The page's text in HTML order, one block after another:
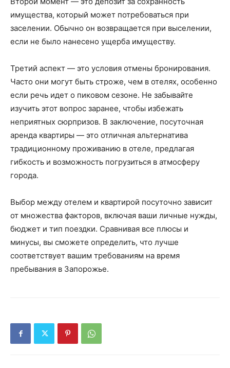
имущества, который может потребоваться при
заселении. Обычно он возвращается при выселении,
если не было нанесено ущерба имуществу.
Третий аспект — это условия отмены бронирования.
Часто они могут быть строже, чем в отелях, особенно
если речь идет о пиковом сезоне. Не забывайте
изучить этот вопрос заранее, чтобы избежать
неприятных сюрпризов. В заключение, посуточная
аренда квартиры — это отличная альтернатива
традиционному проживанию в отеле, предлагая
гибкость и возможность погрузиться в атмосферу
города.
Выбор между отелем и квартирой посуточно зависит
от множества факторов, включая ваши личные нужды,
бюджет и тип поездки. Сравнивая все плюсы и
минусы, вы сможете определить, что лучше
соответствует вашим требованиям на время
пребывания в Запорожье.